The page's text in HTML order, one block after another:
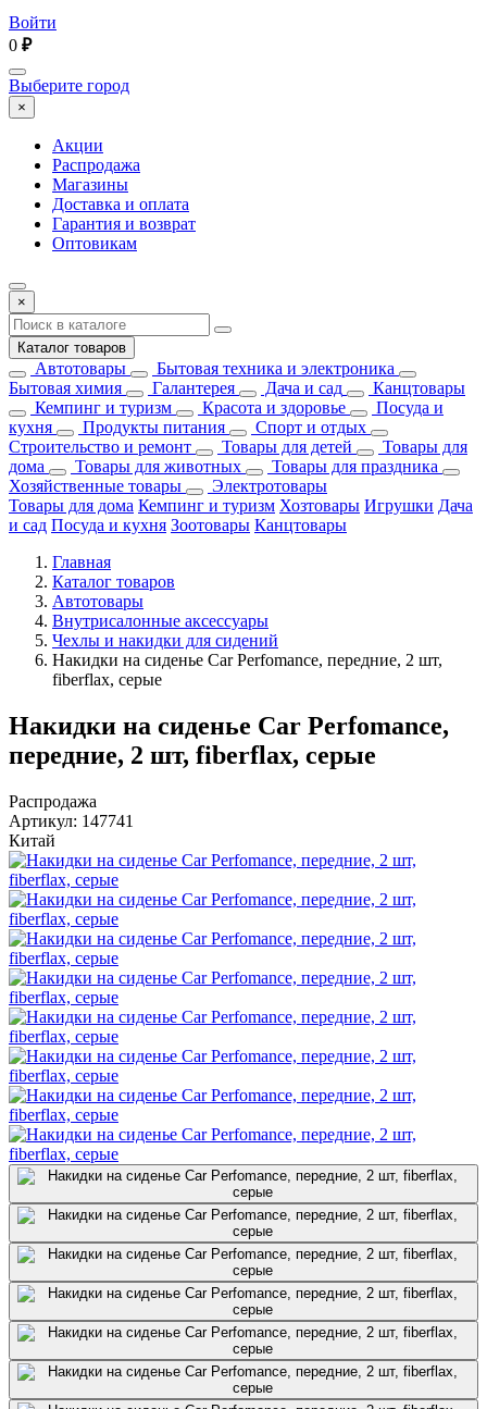
Войти
0 ₽
Выберите город
×
Акции
Распродажа
Магазины
Доставка и оплата
Гарантия и возврат
Оптовикам
×
Каталог товаров
Автотовары
Бытовая техника и электроника
Бытовая химия
Галантерея Дача и сад
Канцтовары
Кемпинг и туризм
Красота и здоровье
Посуда и
кухня
Продукты питания
Спорт и отдых
Строительство и ремонт
Товары для детей
Товары для
дома
Товары для животных
Товары для праздника
Хозяйственные товары
Электротовары
Товары для дома Кемпинг и туризм Хозтовары Игрушки Дача
и сад Посуда и кухня Зоотовары Канцтовары
Главная
Каталог товаров
Автотовары
Внутрисалонные аксессуары
Чехлы и накидки для сидений
Накидки на сиденье Car Perfomance, передние, 2 шт,
fiberflax, серые
Накидки на сиденье Car Perfomance,
передние, 2 шт, fiberflax, серые
Распродажа
Артикул: 147741
Китай